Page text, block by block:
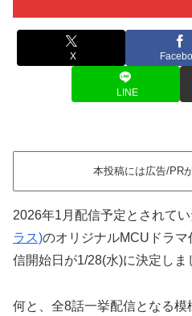
X
LINE
本投稿には広告/PR
2026年1月配信予定とされてい
ラス)のオリジナルMCUドラマ
信開始日が1/28(水)に決定しま
何と、全8話一挙配信となる模